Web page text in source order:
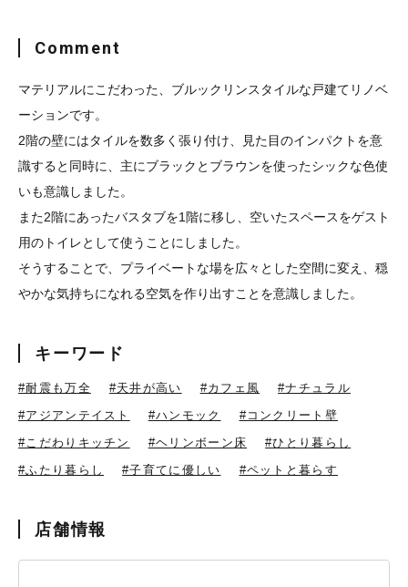
Comment
マテリアルにこだわった、ブルックリンスタイルな戸建てリノベ
ーションです。
2階の壁にはタイルを数多く張り付け、見た目のインパクトを意
識すると同時に、主にブラックとブラウンを使ったシックな色使
いも意識しました。
また2階にあったバスタブを1階に移し、空いたスペースをゲスト
用のトイレとして使うことにしました。
そうすることで、プライベートな場を広々とした空間に変え、穏
やかな気持ちになれる空気を作り出すことを意識しました。
キーワード
#耐震も万全 #天井が高い #カフェ風
#ナチュラル
#アジアンテイスト
#ハンモック
#コンクリート壁
#こだわりキッチン
#ヘリンボーン床
#ひとり暮らし
#ふたり暮らし
#子育てに優しい #ペットと暮らす
店舗情報